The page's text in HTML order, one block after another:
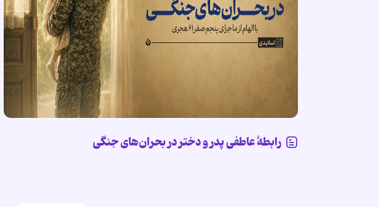
رابطۀ عاطفی پدر و دختر در بحران‌های جنگی